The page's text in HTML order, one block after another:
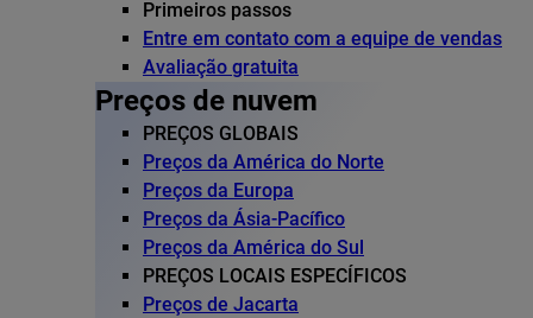
Primeiros passos
Entre em contato com a equipe de vendas
Avaliação gratuita
Preços de nuvem
PREÇOS GLOBAIS
Preços da América do Norte
Preços da Europa
Preços da Ásia-Pacífico
Preços da América do Sul
PREÇOS LOCAIS ESPECÍFICOS
Preços de Jacarta